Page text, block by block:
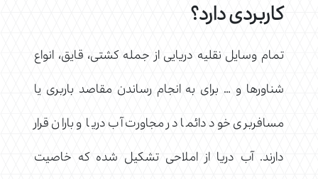
کاربردی دارد؟
تمام وسایل نقلیه دریایی از جمله کشتی، قایق، انواع
شناورها و … برای به انجام رساندن مقاصد باربری یا
مسافربری خود دائما در مجاورت آب دریا و باران قرار
دارند. آب دریا از املاحی تشکیل شده که خاصیت